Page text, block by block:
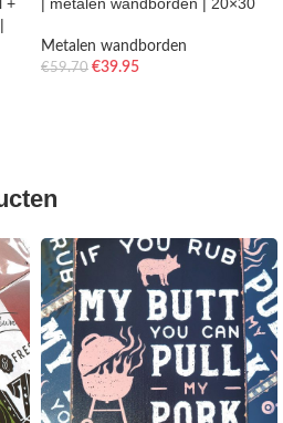
Metalen wandborden
€59.70 €39.95